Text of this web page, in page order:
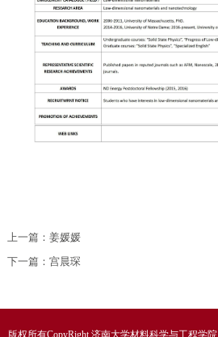
上一篇： 姜媛媛
下一篇： 宫晨琛
版权所有CopyRight 济南大学材料科学与工程学院